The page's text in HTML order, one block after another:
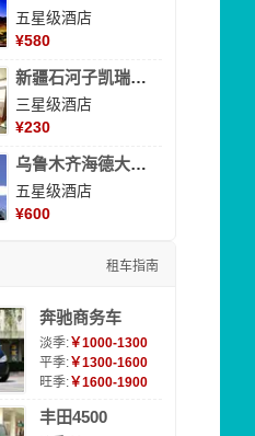
五星级酒店
¥580
新疆石河子凯瑞酒店
三星级酒店
¥230
乌鲁木齐海德大酒店
五星级酒店
¥600
租车指南
奔驰商务车
淡季:￥1000-1300
平季:￥1300-1600
旺季:￥1600-1900
丰田4500